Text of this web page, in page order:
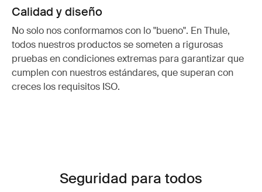
Calidad y diseño
No solo nos conformamos con lo "bueno". En Thule,
todos nuestros productos se someten a rigurosas
pruebas en condiciones extremas para garantizar que
cumplen con nuestros estándares, que superan con
creces los requisitos ISO.
Seguridad para todos